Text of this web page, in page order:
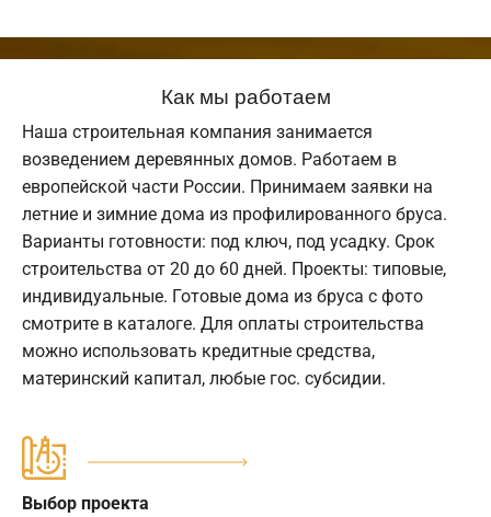
Как мы работаем
Наша строительная компания занимается
возведением деревянных домов. Работаем в
европейской части России. Принимаем заявки на
летние и зимние дома из профилированного бруса.
Варианты готовности: под ключ, под усадку. Срок
строительства от 20 до 60 дней. Проекты: типовые,
индивидуальные. Готовые дома из бруса с фото
смотрите в каталоге. Для оплаты строительства
можно использовать кредитные средства,
материнский капитал, любые гос. субсидии.
Выбор проекта